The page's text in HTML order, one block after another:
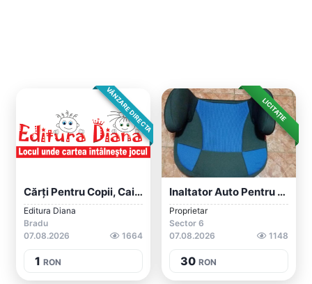
VÂNZARE DIRECTA
Cărți Pentru Copii, Caiet De Scriere
Editura Diana
Bradu
07.08.2026
1664
1 RON
LICITAȚIE
Inaltator Auto Pentru Copii
Proprietar
Sector 6
07.08.2026
1148
30 RON